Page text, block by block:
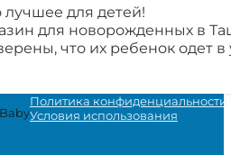
для детей!
для новорожденных в
что их ребенок одет
Политика конфиденциальности
Условия использования